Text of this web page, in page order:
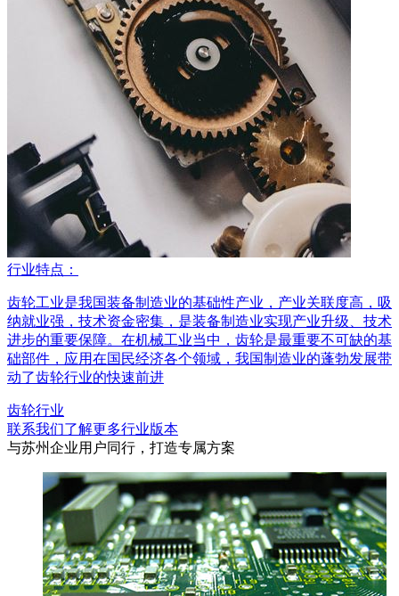
行业特点：
齿轮工业是我国装备制造业的基础性产业，产业关联度高，吸
纳就业强，技术资金密集，是装备制造业实现产业升级、技术
进步的重要保障。在机械工业当中，齿轮是最重要不可缺的基
础部件，应用在国民经济各个领域，我国制造业的蓬勃发展带
动了齿轮行业的快速前进
齿轮行业
联系我们了解更多行业版本
与苏州企业用户同行，打造专属方案